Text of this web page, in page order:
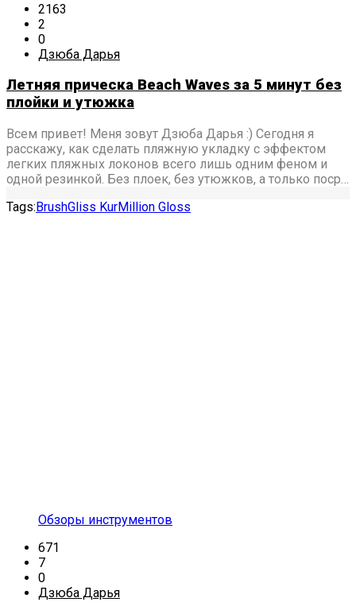
2163
2
0
Дзюба Дарья
Летняя прическа Beach Waves за 5 минут без
плойки и утюжка
Всем привет! Меня зовут Дзюба Дарья :) Сегодня я
расскажу, как сделать пляжную укладку с эффектом
легких пляжных локонов всего лишь одним феном и
одной резинкой. Без плоек, без утюжков, а только поср…
Tags:BrushGliss KurMillion Gloss
Обзоры инструментов
671
7
0
Дзюба Дарья